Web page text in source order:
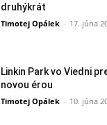
druhýkrát
Timotej Opálek - 17. júna
Linkin Park vo Viedni
novou érou
Timotej Opálek - 10. júna